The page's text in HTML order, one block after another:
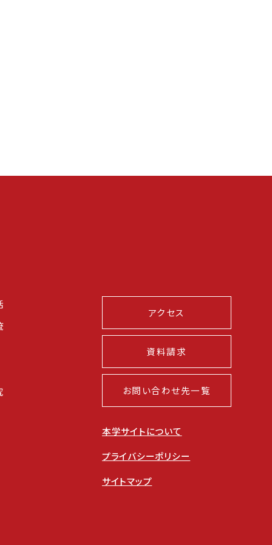
アクセス
資料請求
お問い合わせ先一覧
本学サイトについて
プライバシーポリシー
サイトマップ